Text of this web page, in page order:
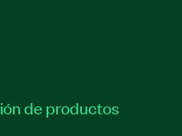
de productos